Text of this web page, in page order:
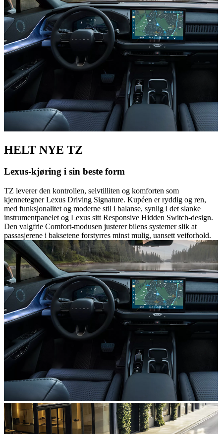
HELT NYE TZ
Lexus-kjøring i sin beste form
TZ leverer den kontrollen, selvtilliten og komforten som
kjennetegner Lexus Driving Signature. Kupéen er ryddig og ren,
med funksjonalitet og moderne stil i balanse, synlig i det slanke
instrumentpanelet og Lexus sitt Responsive Hidden Switch-design.
Den valgfrie Comfort-modusen justerer bilens systemer slik at
passasjerene i baksetene forstyrres minst mulig, uansett veiforhold.